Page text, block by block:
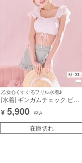
乙女心くすぐるフリル水着♪
[水着] ギンガムチェック ビス
チェ 袖あり フリル 袖あり イ
ンナーパンツスカート 体型カ
バー 洋服みたいな水着 XLサ
イズあり 大きいサイズ (浦西
ひかる着用) [tk-sw2066]
¥ 5,900 税込
在庫切れ